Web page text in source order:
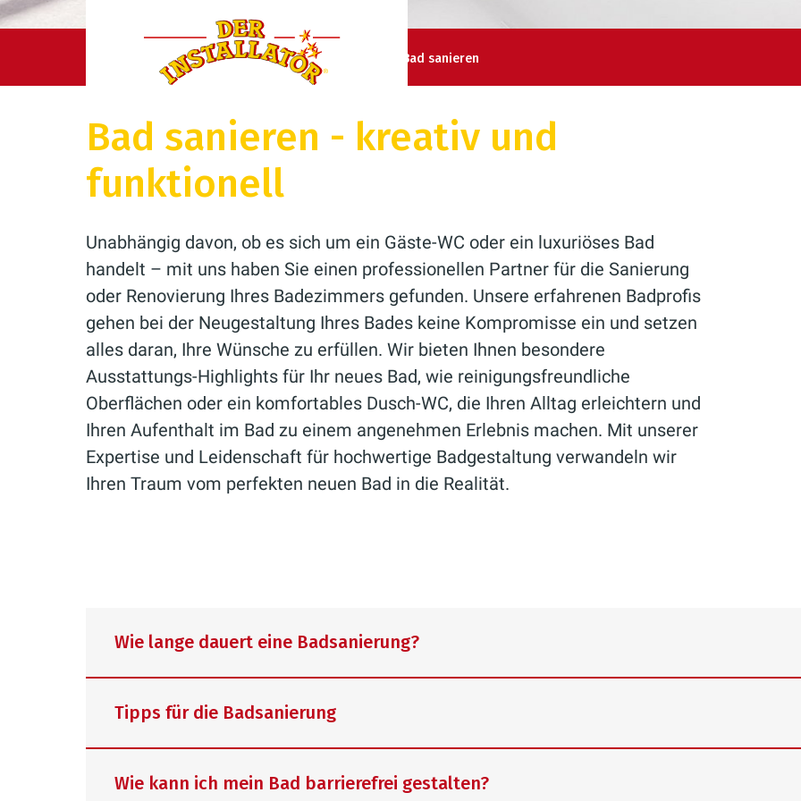
Der Installatör GmbH & Co. KG Ratgeber Bad sanieren
Bad sanieren - kreativ und
funktionell
Unabhängig davon, ob es sich um ein Gäste-WC oder ein luxuriöses Bad
handelt – mit uns haben Sie einen professionellen Partner für die Sanierung
oder Renovierung Ihres Badezimmers gefunden. Unsere erfahrenen Badprofis
gehen bei der Neugestaltung Ihres Bades keine Kompromisse ein und setzen
alles daran, Ihre Wünsche zu erfüllen. Wir bieten Ihnen besondere
Ausstattungs-Highlights für Ihr neues Bad, wie reinigungsfreundliche
Oberflächen oder ein komfortables Dusch-WC, die Ihren Alltag erleichtern und
Ihren Aufenthalt im Bad zu einem angenehmen Erlebnis machen. Mit unserer
Expertise und Leidenschaft für hochwertige Badgestaltung verwandeln wir
Ihren Traum vom perfekten neuen Bad in die Realität.
Wie lange dauert eine Badsanierung?
Sicherheit nicht in drei Werktagen erledigen, sondern kann mehrere Wochen in
Tipps für die Badsanierung
Wie kann ich mein Bad barrierefrei gestalten?